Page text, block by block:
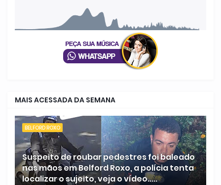
MAIS ACESSADA DA SEMANA
BELFORD ROXO
Suspeito de roubar pedestres foi baleado
nas mãos em Belford Roxo, a polícia tenta
localizar o sujeito, veja o vídeo.....